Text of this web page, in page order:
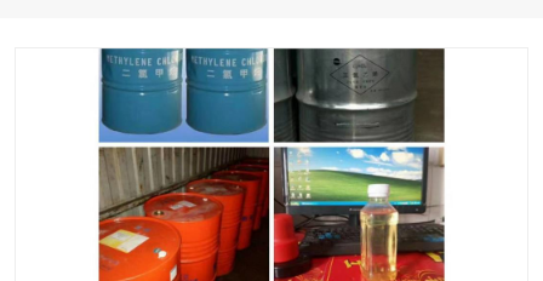
回收废白电油 回收废四氯乙烯
回收废清洗剂 上门回收废清洗剂